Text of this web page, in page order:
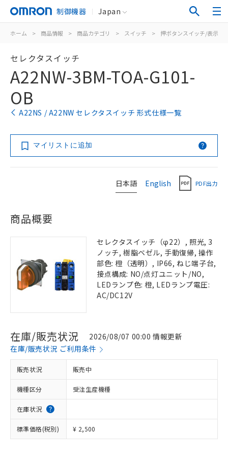
制御機器 Japan
ホーム > 商品情報 > 商品カテゴリ > スイッチ > 押ボタンスイッチ/表示灯
セレクタスイッチ
A22NW-3BM-TOA-G101-
OB
A22NS / A22NW セレクタスイッチ 形式仕様一覧
マイリストに追加
日本語 English PDF出力
商品概要
セレクタスイッチ（φ22）, 照光, 3
ノッチ, 樹脂ベゼル, 手動復帰, 操作
部色: 橙（透明）, IP66, ねじ端子台,
接点構成: NO/点灯ユニット/NO,
LEDランプ色: 橙, LEDランプ電圧:
AC/DC12V
在庫/販売状況
2026/08/07 00:00 情報更新
在庫/販売状況 ご利用条件
販売状況 販売中
機種区分 受注生産機種
在庫状況
標準価格(税別) ¥ 2,500